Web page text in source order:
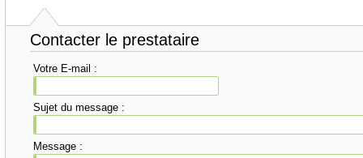
Contacter le prestataire
Votre E-mail :
Sujet du message :
Message :